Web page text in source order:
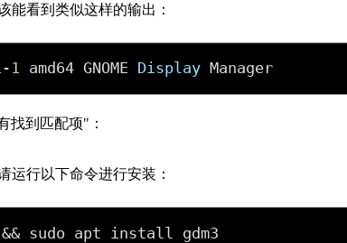
能看到类似这样的输出：
- 1 amd64 GNOME Display Manager
找到匹配项"：
运行以下命令进行安装：
&& sudo apt install gdm3